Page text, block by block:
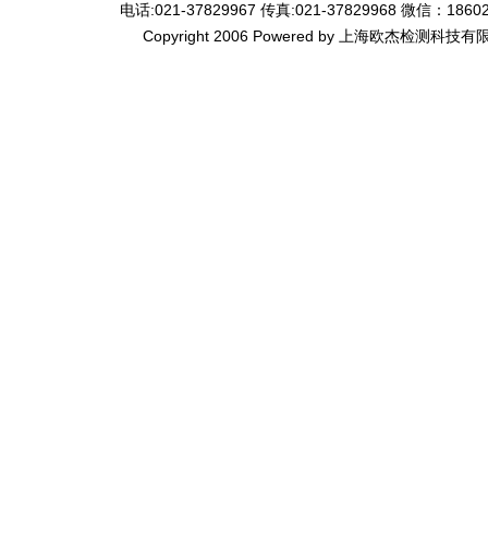
电话:021-37829967 传真:021-37829968 微信：
Copyright 2006 Powered by 上海欧杰检测科技